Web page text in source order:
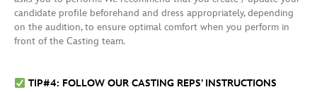
candidate profile beforehand and dress appropriately, depending
on the audition, to ensure optimal comfort when you perform in
front of the Casting team.
TIP#4: FOLLOW OUR CASTING REPS’ INSTRUCTIONS